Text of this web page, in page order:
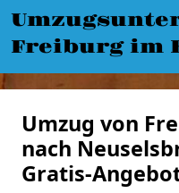
Freiburg im
Umzug von
nach
Gratis-